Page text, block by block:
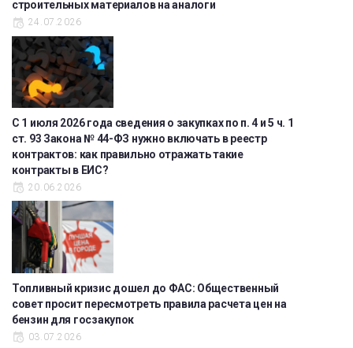
строительных материалов на аналоги
24.07.2026
С 1 июля 2026 года сведения о закупках по п. 4 и 5 ч. 1
ст. 93 Закона № 44-ФЗ нужно включать в реестр
контрактов: как правильно отражать такие
контракты в ЕИС?
20.06.2026
Топливный кризис дошел до ФАС: Общественный
совет просит пересмотреть правила расчета цен на
бензин для госзакупок
03.07.2026